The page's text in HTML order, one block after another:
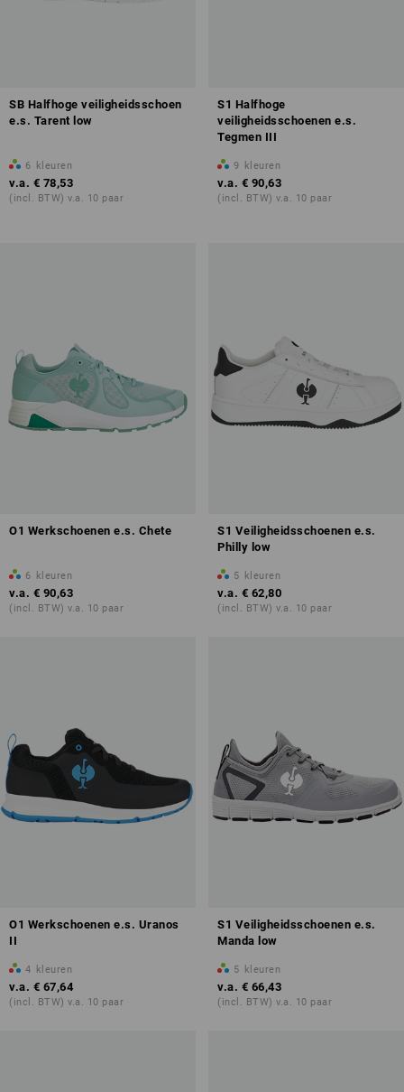
SB Halfhoge veiligheidsschoen
e.s. Tarent low
6 kleuren
v.a. € 78,53
(incl. BTW) v.a. 10 paar
S1 Halfhoge
veiligheidsschoenen e.s.
Tegmen III
9 kleuren
v.a. € 90,63
(incl. BTW) v.a. 10 paar
O1 Werkschoenen e.s. Chete
6 kleuren
v.a. € 90,63
(incl. BTW) v.a. 10 paar
S1 Veiligheidsschoenen e.s.
Philly low
5 kleuren
v.a. € 62,80
(incl. BTW) v.a. 10 paar
O1 Werkschoenen e.s. Uranos
II
4 kleuren
v.a. € 67,64
(incl. BTW) v.a. 10 paar
S1 Veiligheidsschoenen e.s.
Manda low
5 kleuren
v.a. € 66,43
(incl. BTW) v.a. 10 paar